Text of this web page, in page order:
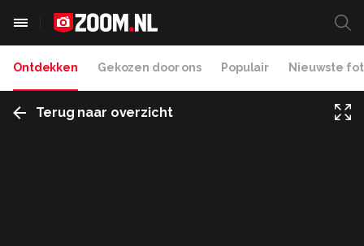
Ontdekken Gekozen door ons Populair Nieuwste
Terug naar overzicht